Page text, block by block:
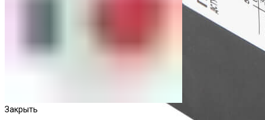
Закрыть